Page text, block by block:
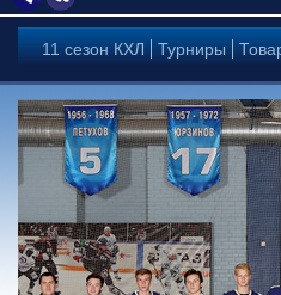
11 сезон КХЛ Турниры